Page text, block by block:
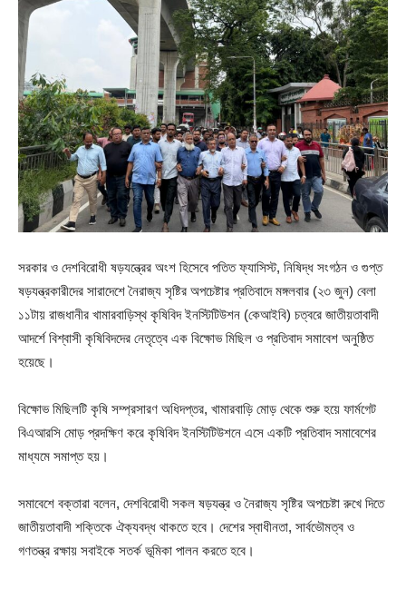
সরকার ও দেশবিরোধী ষড়যন্ত্রের অংশ হিসেবে পতিত ফ্যাসিস্ট, নিষিদ্ধ সংগঠন ও গুপ্ত
ষড়যন্ত্রকারীদের সারাদেশে নৈরাজ্য সৃষ্টির অপচেষ্টার প্রতিবাদে মঙ্গলবার (২৩ জুন) বেলা
১১টায় রাজধানীর খামারবাড়িস্থ কৃষিবিদ ইনস্টিটিউশন (কেআইবি) চত্বরে জাতীয়তাবাদী
আদর্শে বিশ্বাসী কৃষিবিদদের নেতৃত্বে এক বিক্ষোভ মিছিল ও প্রতিবাদ সমাবেশ অনুষ্ঠিত
হয়েছে।
বিক্ষোভ মিছিলটি কৃষি সম্প্রসারণ অধিদপ্তর, খামারবাড়ি মোড় থেকে শুরু হয়ে ফার্মগেট
বিএআরসি মোড় প্রদক্ষিণ করে কৃষিবিদ ইনস্টিটিউশনে এসে একটি প্রতিবাদ সমাবেশের
মাধ্যমে সমাপ্ত হয়।
সমাবেশে বক্তারা বলেন, দেশবিরোধী সকল ষড়যন্ত্র ও নৈরাজ্য সৃষ্টির অপচেষ্টা রুখে দিতে
জাতীয়তাবাদী শক্তিকে ঐক্যবদ্ধ থাকতে হবে। দেশের স্বাধীনতা, সার্বভৌমত্ব ও
গণতন্ত্র রক্ষায় সবাইকে সতর্ক ভূমিকা পালন করতে হবে।